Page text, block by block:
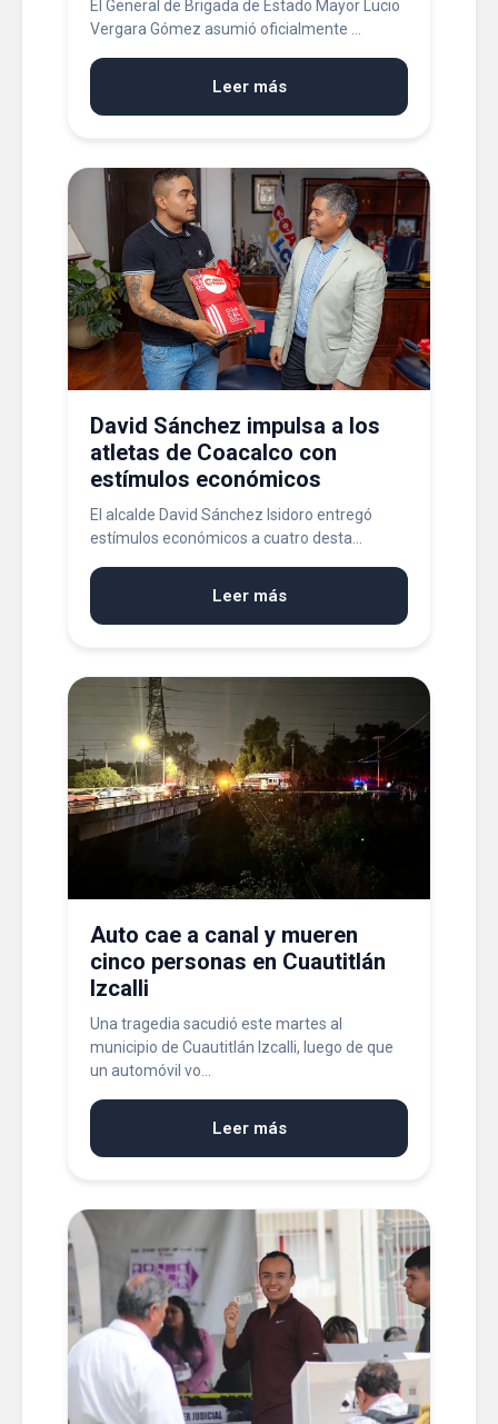
El General de Brigada de Estado Mayor Lucio
Vergara Gómez asumió oficialmente ...
Leer más
David Sánchez impulsa a los
atletas de Coacalco con
estímulos económicos
El alcalde David Sánchez Isidoro entregó
estímulos económicos a cuatro desta...
Leer más
Auto cae a canal y mueren
cinco personas en Cuautitlán
Izcalli
Una tragedia sacudió este martes al
municipio de Cuautitlán Izcalli, luego de que
un automóvil vo...
Leer más